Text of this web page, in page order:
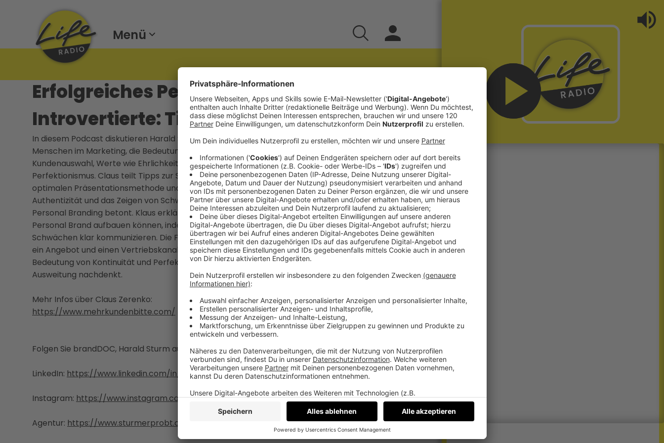
Menü
Erfolgreiches Personal Branding für
Introvertierte: Tipps & Strategien
In diesem Podcast diskutieren Harald Sturm und Claus Zerenko die Stärken introvertierter
Menschen im Marketing, die Bedeutung von Sicherheit und Strukturen für ihren Erfolg, die richtige
Kundenauswahl, Werte wie Ehrlichkeit und Vertrauen, sowie die Überwindung von
Perfektionismus. Claus teilt Tipps zur Selbstentwicklung und Sichtbarkeit, wie die Auswahl der
optimalen Präsentationsmethode und die schrittweise Steigerung der Aktivitätsfrequenz.
Authentizität und das Zeigen von Schwächen werden als Schlüsselfaktoren für erfolgreiches
Personal Branding betont. Klaus erklärt, wie introvertierte Persönlichkeiten einen starken
Personal Brand aufbauen können, indem sie ihre Charaktereigenschaften, Werte, Stärken und
Schwächen klar kommunizieren. Die Fokussierung auf ein spezifisches Problem, eine Zielgruppe,
ein Angebot und einen Vertriebskanal wird als entscheidend für den Erfolg angesehen. Die
Bedeutung von Kontinuität und Perfektionierung des Prozesses wird betont, bevor man über eine
Ausweitung nachdenkt.
Mehr Infos über Claus Zerenko:
https://www.mehrkundenbitte.com/
Folgen Sie brandDOC, Harald Sturm auf:
LinkedIn: https://www.linkedin.com/in/haraldsturm/
Instagram: https://www.instagram.com/harald_sturm/
Agentur: https://www.sturmerprobt.com/